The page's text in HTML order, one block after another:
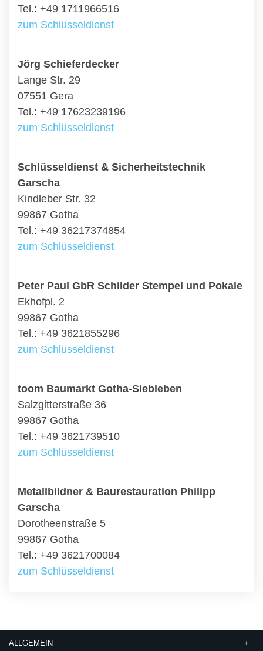
Tel.: +49 1711966516
zum Schlüsseldienst
Jörg Schieferdecker
Lange Str. 29
07551 Gera
Tel.: +49 17623239196
zum Schlüsseldienst
Schlüsseldienst & Sicherheitstechnik
Garscha
Kindleber Str. 32
99867 Gotha
Tel.: +49 36217374854
zum Schlüsseldienst
Peter Paul GbR Schilder Stempel und Pokale
Ekhofpl. 2
99867 Gotha
Tel.: +49 3621855296
zum Schlüsseldienst
toom Baumarkt Gotha-Siebleben
Salzgitterstraße 36
99867 Gotha
Tel.: +49 3621739510
zum Schlüsseldienst
Metallbildner & Baurestauration Philipp
Garscha
Dorotheenstraße 5
99867 Gotha
Tel.: +49 3621700084
zum Schlüsseldienst
ALLGEMEIN